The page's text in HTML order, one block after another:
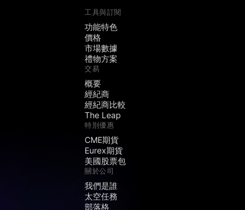
工具與訂閱
功能特色
價格
市場數據
禮物方案
交易
概要
經紀商
經紀商比較
The Leap
特別優惠
CME期貨
Eurex期貨
美國股票包
關於公司
我們是誰
太空任務
部落格